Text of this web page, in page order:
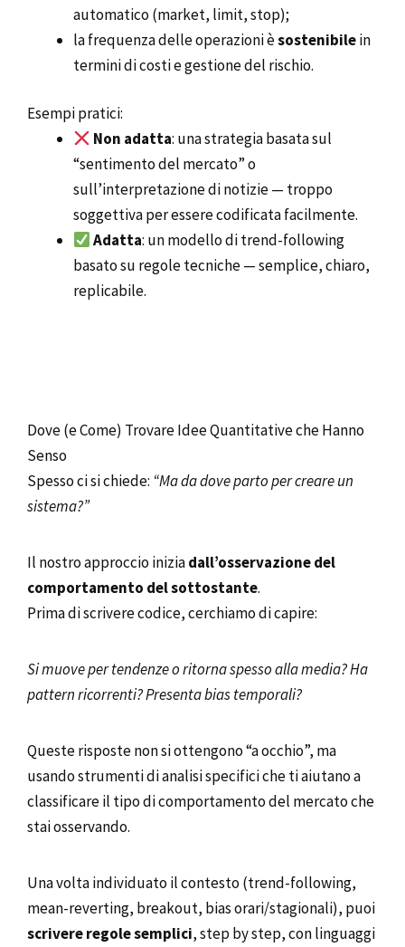
automatico (market, limit, stop);
la frequenza delle operazioni èsostenibilein
termini di costi e gestione del rischio.
Esempi pratici:
Non adatta: una strategia basata sul
“sentimento del mercato” o
sull’interpretazione di notizie — troppo
soggettiva per essere codificata facilmente.
Adatta: un modello di trend-following
basato su regole tecniche — semplice, chiaro,
replicabile.
Dove (e Come) Trovare Idee Quantitative che Hanno
Senso
Spesso ci si chiede: “Ma da dove parto per creare un
sistema?”
Il nostro approccio iniziadall’osservazione del
comportamento del sottostante.
Prima di scrivere codice, cerchiamo di capire:
Si muove per tendenze o ritorna spesso alla media? Ha
pattern ricorrenti? Presenta bias temporali?
Queste risposte non si ottengono “a occhio”, ma
usando strumenti di analisi specifici che ti aiutano a
classificare il tipo di comportamento del mercato che
stai osservando.
Una volta individuato il contesto (trend-following,
mean-reverting, breakout, bias orari/stagionali), puoi
scrivere regole semplici, step by step, con linguaggi